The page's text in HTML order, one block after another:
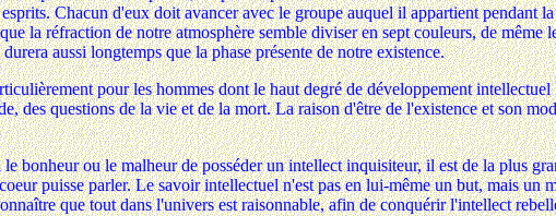
Chacun d'eux doit avancer avec le groupe auquel il appartient
la réfraction de notre atmosphère semble diviser en sept couleurs, de
aussi longtemps que la phase présente de notre existence.
pour les hommes dont le haut degré de développement
des questions de la vie et de la mort. La raison d'être de l'existence et son
bonheur ou le malheur de posséder un intellect inquisiteur, il est de la plus
puisse parler. Le savoir intellectuel n'est pas en lui-même un but, mais
que tout dans l'univers est raisonnable, afin de conquérir l'intellect